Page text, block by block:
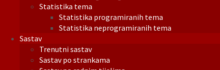
Statistika tema
Statistika programiranih tema
Statistika neprogramiranih tema
Sastav
Trenutni sastav
Sastav po strankama